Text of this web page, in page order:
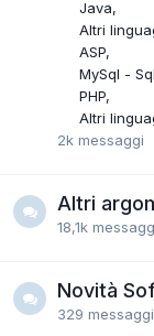
Java
Altri
ASP
MySql -
PHP
Altri
2k messaggi
Altri
18,1k
Novità
329 messaggi